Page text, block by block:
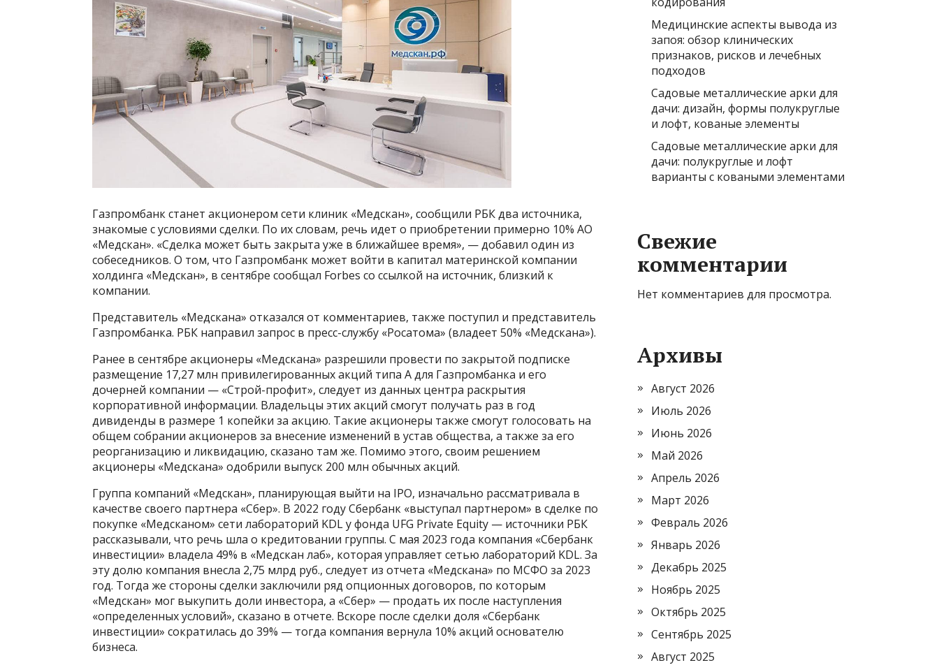
Газпромбанк станет акционером сети клиник «Медскан», сообщили РБК два источника,
знакомые с условиями сделки. По их словам, речь идет о приобретении примерно 10% АО
«Медскан». «Сделка может быть закрыта уже в ближайшее время», — добавил один из
собеседников. О том, что Газпромбанк может войти в капитал материнской компании
холдинга «Медскан», в сентябре сообщал Forbes со ссылкой на источник, близкий к
компании.
Представитель «Медскана» отказался от комментариев, также поступил и представитель
Газпромбанка. РБК направил запрос в пресс-службу «Росатома» (владеет 50% «Медскана»).
Ранее в сентябре акционеры «Медскана» разрешили провести по закрытой подписке
размещение 17,27 млн привилегированных акций типа А для Газпромбанка и его
дочерней компании — «Строй-профит», следует из данных центра раскрытия
корпоративной информации. Владельцы этих акций смогут получать раз в год
дивиденды в размере 1 копейки за акцию. Такие акционеры также смогут голосовать на
общем собрании акционеров за внесение изменений в устав общества, а также за его
реорганизацию и ликвидацию, сказано там же. Помимо этого, своим решением
акционеры «Медскана» одобрили выпуск 200 млн обычных акций.
Группа компаний «Медскан», планирующая выйти на IPO, изначально рассматривала в
качестве своего партнера «Сбер». В 2022 году Сбербанк «выступал партнером» в сделке по
покупке «Медсканом» сети лабораторий KDL у фонда UFG Private Equity — источники РБК
рассказывали, что речь шла о кредитовании группы. С мая 2023 года компания «Сбербанк
инвестиции» владела 49% в «Медскан лаб», которая управляет сетью лабораторий KDL. За
эту долю компания внесла 2,75 млрд руб., следует из отчета «Медскана» по МСФО за 2023
год. Тогда же стороны сделки заключили ряд опционных договоров, по которым
«Медскан» мог выкупить доли инвестора, а «Сбер» — продать их после наступления
«определенных условий», сказано в отчете. Вскоре после сделки доля «Сбербанк
инвестиции» сократилась до 39% — тогда компания вернула 10% акций основателю
бизнеса.
Медицинские аспекты вывода из
запоя: обзор клинических
признаков, рисков и лечебных
подходов
Садовые металлические арки для
дачи: дизайн, формы полукруглые
и лофт, кованые элементы
Садовые металлические арки для
дачи: полукруглые и лофт
варианты с коваными элементами
Свежие
комментарии
Нет комментариев для просмотра.
Архивы
Август 2026
Июль 2026
Июнь 2026
Май 2026
Апрель 2026
Март 2026
Февраль 2026
Январь 2026
Декабрь 2025
Ноябрь 2025
Октябрь 2025
Сентябрь 2025
Август 2025